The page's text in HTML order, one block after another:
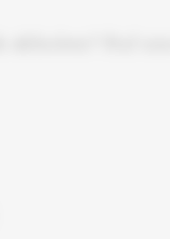
Ruf